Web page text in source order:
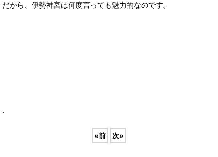
だから、伊勢神宮は何度言っても魅力的なのです。
.
«前 次»